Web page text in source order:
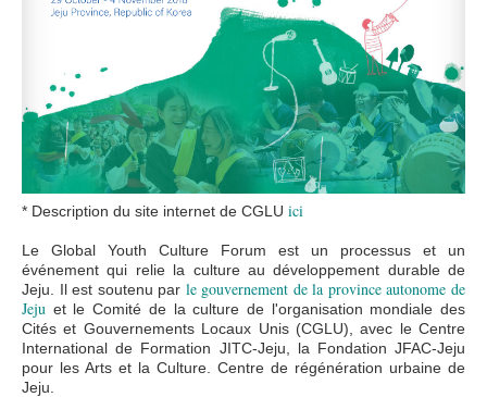
* Description du site internet de CGLU ici
Le Global Youth Culture Forum est un processus et un
événement qui relie la culture au développement durable de
Jeju. Il est soutenu par le gouvernement de la province autonome de
Jeju et le Comité de la culture de l'organisation mondiale des
Cités et Gouvernements Locaux Unis (CGLU), avec le Centre
International de Formation JITC-Jeju, la Fondation JFAC-Jeju
pour les Arts et la Culture. Centre de régénération urbaine de
Jeju.